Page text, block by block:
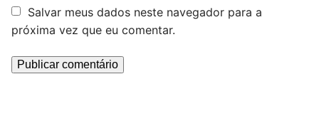
Salvar meus dados neste navegador para a
próxima vez que eu comentar.